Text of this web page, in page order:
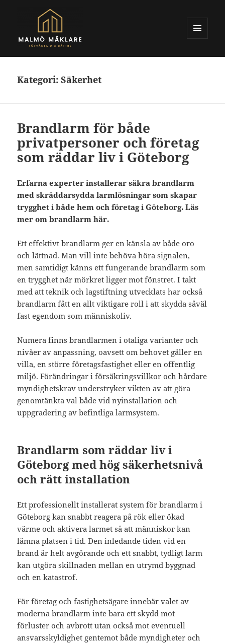
WIDGETS
Kategori:Säkerhet
Brandlarm för både
privatpersoner och företag
som räddar liv i Göteborg
Erfarna experter installerar säkra brandlarm
med skräddarsydda larmlösningar som skapar
trygghet i både hem och företag i Göteborg. Läs
mer om brandlarm här.
Ett effektivt brandlarm ger en känsla av både oro
och lättnad. Man vill inte behöva höra signalen,
men samtidigt känns ett fungerande brandlarm som
en trygghet när mörkret ligger mot fönstret. I takt
med att teknik och lagstiftning utvecklats har också
brandlarm fått en allt viktigare roll i att skydda såväl
fast egendom som människoliv.
Numera finns brandlarmen i otaliga varianter och
nivåer av anpassning, oavsett om behovet gäller en
villa, en större företagsfastighet eller en offentlig
miljö. Förändringar i försäkringsvillkor och hårdare
myndighetskrav understryker vikten av att göra
genomtänkta val både vid nyinstallation och
uppgradering av befintliga larmsystem.
Brandlarm som räddar liv i
Göteborg med hög säkerhetsnivå
och rätt installation
Ett professionellt installerat system för brandlarm i
Göteborg kan snabbt reagera på rök eller ökad
värme och aktivera larmet så att människor kan
lämna platsen i tid. Den inledande tiden vid en
brand är helt avgörande och ett snabbt, tydligt larm
kan utgöra skillnaden mellan en utrymd byggnad
och en katastrof.
För företag och fastighetsägare innebär valet av
moderna brandlarm inte bara ett skydd mot
förluster och avbrott utan också mot eventuell
ansvarsskyldighet gentemot både myndigheter och